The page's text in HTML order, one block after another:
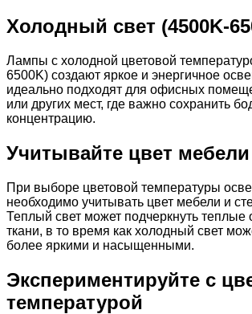
Холодный свет (4500K-
Лампы с холодной цветовой
6500K) создают яркое и энергичное
идеально подходят для офисных
или других мест, где важно сохранить
концентрацию.
Учитывайте цвет мебели
При выборе цветовой температуры
необходимо учитывать цвет мебели и
Теплый свет может подчеркнуть теплые
ткани, в то время как холодный свет
более яркими и насыщенными.
Экспериментируйте с
температурой